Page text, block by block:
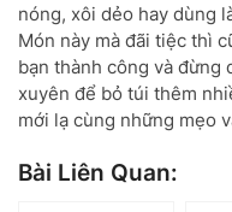
nóng, xôi dẻo hay dùng
Món này mà đãi tiệc thì
bạn thành công và đừng
xuyên để bỏ túi thêm
mới lạ cùng những mẹo
Bài Liên Quan: